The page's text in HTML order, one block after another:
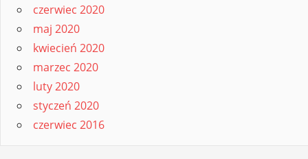
czerwiec 2020
maj 2020
kwiecień 2020
marzec 2020
luty 2020
styczeń 2020
czerwiec 2016